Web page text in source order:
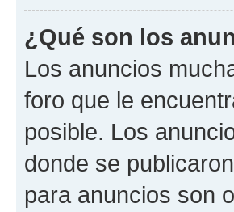
¿Qué son los
Los anuncios
foro que le
posible. Los
donde se
para anuncios son